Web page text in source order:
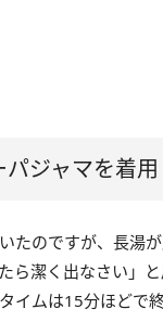
ジャマを着用
たのですが、長湯
ら潔く出なさい」
イムは15分ほどで終